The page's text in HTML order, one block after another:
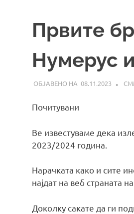
Првите
Нумерус
08.11.2023
Почитувани
Ве известуваме дека
2023/2024 година.
Нарачката како и сите
најдат на веб страната
Доколку сакате да ги